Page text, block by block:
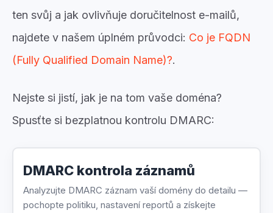
ten svůj a jak ovlivňuje doručitelnost e-mailů,
najdete v našem úplném průvodci: Co je FQDN
(Fully Qualified Domain Name)?.
Nejste si jistí, jak je na tom vaše doména?
Spusťte si bezplatnou kontrolu DMARC:
DMARC kontrola záznamů
Analyzujte DMARC záznam vaší domény do detailu —
pochopte politiku, nastavení reportů a získejte